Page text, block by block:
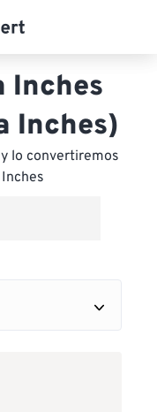
Inches
Inches)
lo convertiremos